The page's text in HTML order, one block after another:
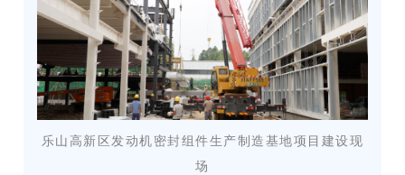
乐山高新区发动机密封组件生产制造基地项目建设现
场